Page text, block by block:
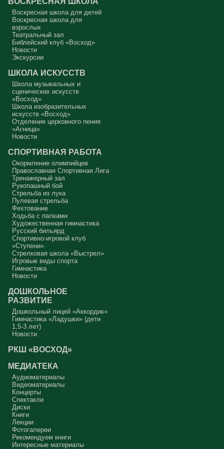
Сегодняшняя притча очень трудная. В ней хочется увидеть кого-то
другого, но не себя.
Вот с этим предлагается войти в сплошную неделю. Ещё раз:
сплошная неделя прошла, потом две мясопустные, третья –
Масленица, прощённое воскресенье. С чем я приду?
В нас должно быть внимание к тому, что время воздержания – это
дни для приготовления не только к Пасхе, а к Небесному Царству!
Это цель жизни. Я об этом забыл, я туда хочу, но я забыл. И я
сначала увидеть в себе этого урода, а потом начать с ним борьбу.
Аминь.
Протоиерей Андрей Алексеев
Воскресная школа для детей
Воскресная школа для
взрослых
Театральный зал
Библейский клуб «Восход»
Новости
Экскурсии
ШКОЛА ИСКУССТВ
Школа музыкальных и
сценических искусств
«Восход»
Школа изобразительных
искусств «Восход»
Отделение церковного пения
«Агница»
Новости
СПОРТИВНАЯ РАБОТА
Окормление олимпийцев
Православная Спортивная Лига
Тренажерный зал
Рукопашный бой
Стрельба из лука
Пулевая стрельба
Фехтование
Ходьба с палками
Художественная гимнастика
Русский бильярд
Спортивно-игровой клуб
«Ступени»
Стрелковая школа «Выстрел»
Игровые виды спорта
Гимнастика
Новости
ДОШКОЛЬНОЕ
РАЗВИТИЕ
Дошкольный лицей «Аккордик»
Гимнастика «Ладушки» (дети
1,5-3 лет)
Новости
РКШ «ВОСХОД»
МЕДИАТЕКА
Аудиоматериалы
Видеоматериалы
Концерты
Спектакли
Диски
Книги
Лекции
Фотогалереи
Рекомендуем книги
Интересные материалы